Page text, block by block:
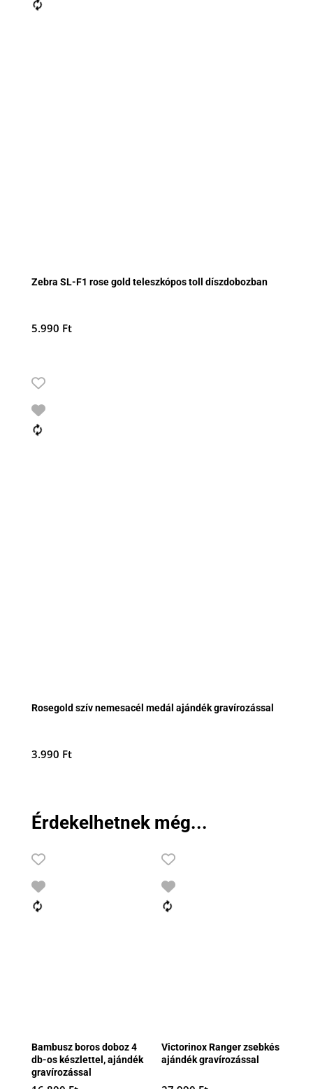
Zebra SL-F1 rose gold teleszkópos toll díszdobozban
5.990 Ft
Rosegold szív nemesacél medál ajándék gravírozással
3.990 Ft
Érdekelhetnek még...
Bambusz boros doboz 4
db-os készlettel, ajándék
gravírozással
Victorinox Ranger zsebkés
ajándék gravírozással